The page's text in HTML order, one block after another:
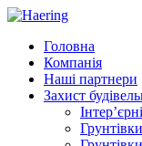
Головна
Компанія
Наші партнери
Захист
Грунтівки